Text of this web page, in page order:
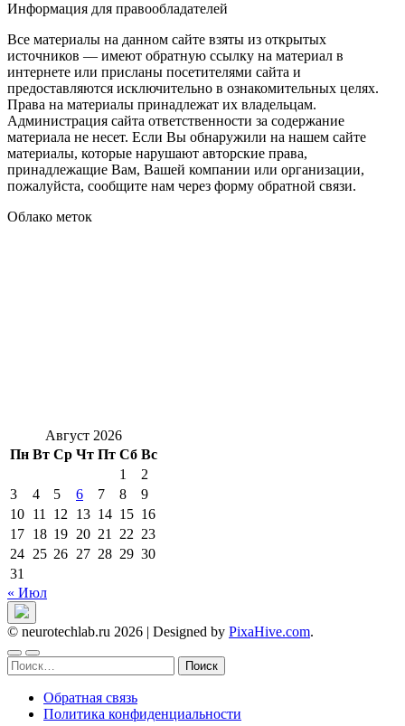
Информация для правообладателей
Все материалы на данном сайте взяты из открытых
источников — имеют обратную ссылку на материал в
интернете или присланы посетителями сайта и
предоставляются исключительно в ознакомительных целях.
Права на материалы принадлежат их владельцам.
Администрация сайта ответственности за содержание
материала не несет. Если Вы обнаружили на нашем сайте
материалы, которые нарушают авторские права,
принадлежащие Вам, Вашей компании или организации,
пожалуйста, сообщите нам через форму обратной связи.
Облако меток
Август 2026
Пн Вт Ср Чт Пт Сб Вс
1
2
3
4 5 6 7 8
9
10 11 12 13 14 15 16
17 18 19 20 21 22 23
24 25 26 27 28 29 30
31
« Июл
© neurotechlab.ru 2026 | Designed by PixaHive.com.
Найти:
Обратная связь
Политика конфиденциальности